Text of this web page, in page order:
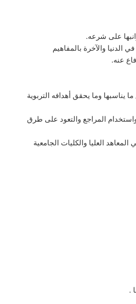
على شرعه.
الدنيا والآخرة بالمفاهيم
عنه.
وما يحقق أهدافه التربوية
المراجع والتعود على طرق
العليا والكليات الجامعية
.